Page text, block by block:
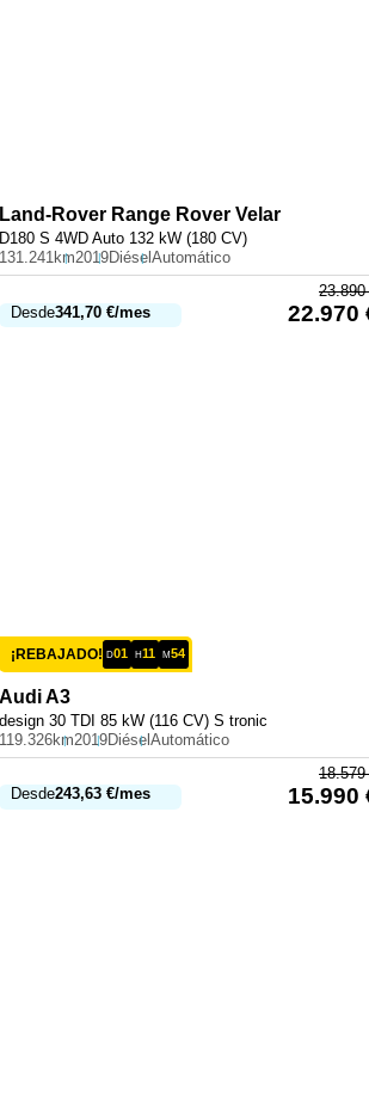
Land-Rover Range Rover Velar
D180 S 4WD Auto 132 kW (180 CV)
131.241km2019Diésel Automático
Desde341,70 €/mes
23.890
22.970
¡REBAJADO! D01 H11 M54
AudiA3
design 30 TDI 85 kW (116 CV) S tronic
119.326km2019DiéselAutomático
Desde243,63 €/mes
18.579
15.990